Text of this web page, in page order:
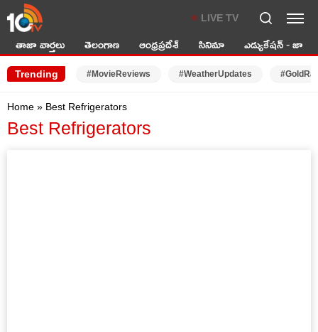
LIVE TV
తాజా వార్తలు తెలంగాణ ఆంధ్రప్రదేశ్ సినిమా ఎడ్యుకేషన్ - జాబ్స్
Trending #MovieReviews #WeatherUpdates
Home » Best Refrigerators
Best Refrigerators